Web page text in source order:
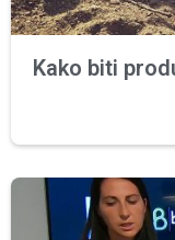
Kako biti